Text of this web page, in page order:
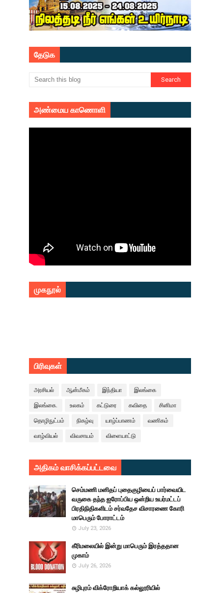
தேடுக
அண்மைய காணொளி
முகநூல்
பிரிவுகள்
அரசியல் ஆன்மீகம் இந்தியா இலங்கை
இலங்கை. உலகம் கட்டுரை கவிதை சினிமா
தொழிநுட்பம் நிகழ்வு யாழ்ப்பாணம் வணிகம்
வாழ்வியல் விவசாயம் விளையாட்டு
அதிகம் வாசிக்கப்பட்டவை
செம்மணி மனிதப் புதைகுழியைப் பார்வையிட
வருகை தந்த ஐரோப்பிய ஒன்றிய உயர்மட்டப்
பிரதிநிதிகளிடம் சர்வதேச விசாரணை கோரி
மாபெரும் போராட்டம்
July 23, 2026
கீரிமலையில் இன்று மாபெரும் இரத்ததான
முகாம்
July 26, 2026
சுழிபுரம் விக்ரோறியாக் கல்லூரியில்